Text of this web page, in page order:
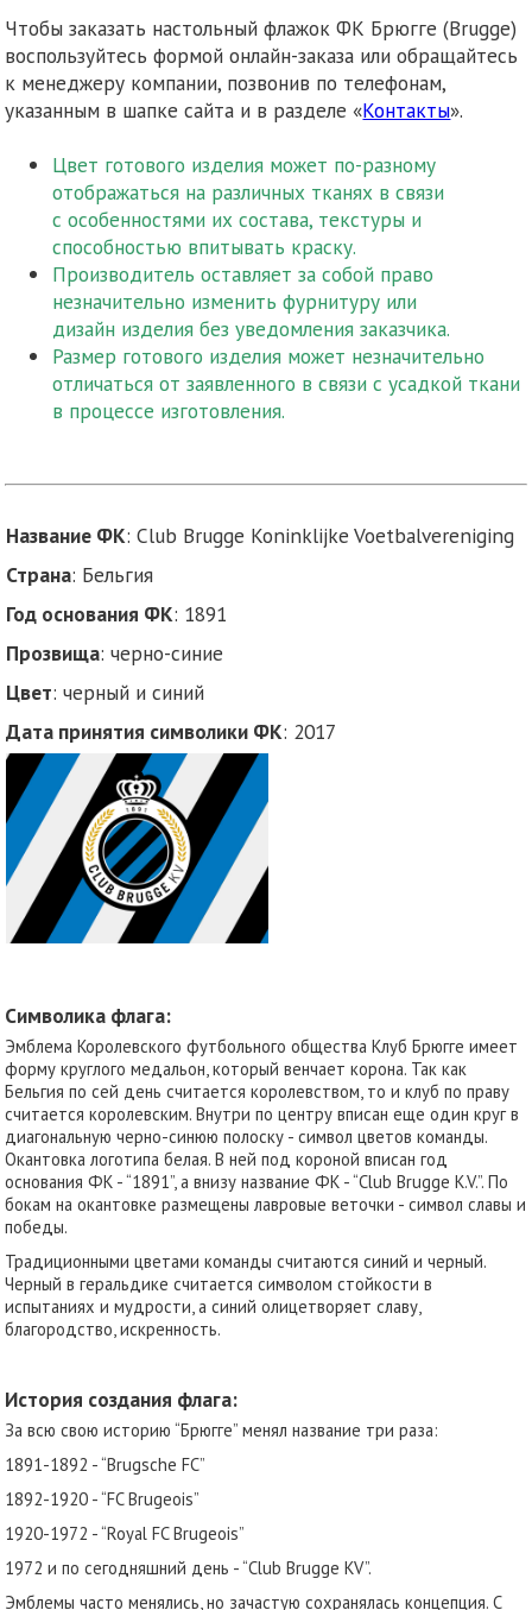
Чтобы заказать настольный флажок ФК Брюгге (Brugge)
воспользуйтесь формой онлайн-заказа или обращайтесь
к менеджеру компании, позвонив по телефонам,
указанным в шапке сайта и в разделе «Контакты».
Цвет готового изделия может по-разному
отображаться на различных тканях в связи
с особенностями их состава, текстуры и
способностью впитывать краску.
Производитель оставляет за собой право
незначительно изменить фурнитуру или
дизайн изделия без уведомления заказчика.
Размер готового изделия может незначительно
отличаться от заявленного в связи с усадкой ткани
в процессе изготовления.
Название ФК: Club Brugge Koninklijke Voetbalvereniging
Страна: Бельгия
Год основания ФК: 1891
Прозвища: черно-синие
Цвет: черный и синий
Дата принятия символики ФК: 2017
Символика флага:
Эмблема Королевского футбольного общества Клуб Брюгге имеет
форму круглого медальон, который венчает корона. Так как
Бельгия по сей день считается королевством, то и клуб по праву
считается королевским. Внутри по центру вписан еще один круг в
диагональную черно-синюю полоску - символ цветов команды.
Окантовка логотипа белая. В ней под короной вписан год
основания ФК - “1891”, а внизу название ФК - “Club Brugge K.V.”. По
бокам на окантовке размещены лавровые веточки - символ славы и
победы.
Традиционными цветами команды считаются синий и черный.
Черный в геральдике считается символом стойкости в
испытаниях и мудрости, а синий олицетворяет славу,
благородство, искренность.
История создания флага:
За всю свою историю “Брюгге” менял название три раза:
1891-1892 - “Brugsche FC”
1892-1920 - “FC Brugeois”
1920-1972 - “Royal FC Brugeois”
1972 и по сегодняшний день - “Club Brugge KV”.
Эмблемы часто менялись, но зачастую сохранялась концепция. С